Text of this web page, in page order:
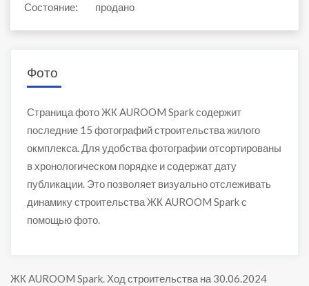
Состояние:
продано
Фото
Страница фото ЖК AUROOM Spark содержит
последние 15 фотографий строительства жилого
окмплекса. Для удобства фотографии отсортированы
в хронологическом порядке и содержат дату
публикации. Это позволяет визуально отслеживать
динамику строительства ЖК AUROOM Spark с
помощью фото.
ЖК AUROOM Spark. Ход строительства на 30.06.2024